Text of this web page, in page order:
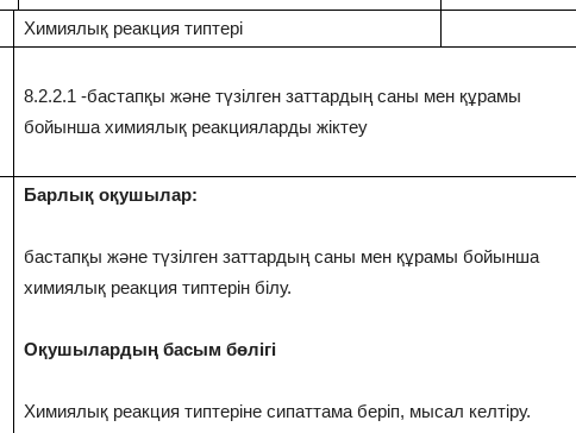
Химиялық реакция типтері
8.2.2.1 -бастапқы және түзілген заттардың саны мен құрамы
бойынша химиялық реакцияларды жіктеу
Барлық оқушылар:
бастапқы және түзілген заттардың саны мен құрамы бойынша
химиялық реакция типтерін білу.
Оқушылардың басым бөлігі
Химиялық реакция типтеріне сипаттама беріп, мысал келтіру.